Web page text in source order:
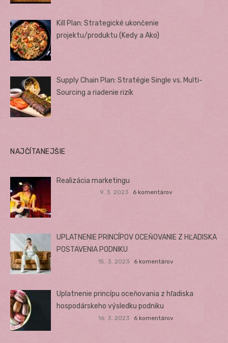
Kill Plan: Strategické ukončenie
projektu/produktu (Kedy a Ako)
Supply Chain Plan: Stratégie Single vs. Multi-
Sourcing a riadenie rizík
NAJČÍTANEJŠIE
Realizácia marketingu
9. 3. 2023 6 komentárov
UPLATNENIE PRINCÍPOV OCEŇOVANIE Z HĽADISKA
POSTAVENIA PODNIKU
15. 3. 2023 6 komentárov
Uplatnenie princípu oceňovania z hľadiska
hospodárskeho výsledku podniku
16. 3. 2023 6 komentárov